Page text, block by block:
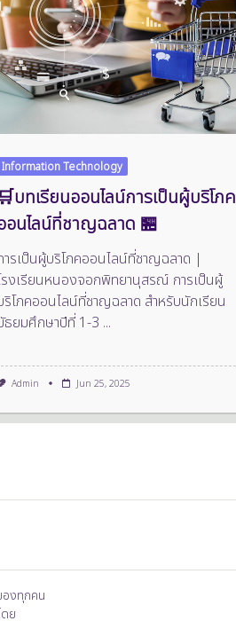
Information Technology
🛒บทเรียนออนไลน์การเป็นผู้บริโภค
อนไลน์ที่ชาญฉลาด 🏪
ารเป็นผู้บริโภคออนไลน์ที่ชาญฉลาด |
รงเรียนหนองจอกพิทยานุสรณ์ การเป็นผู้
ริโภคออนไลน์ที่ชาญฉลาด สำหรับนักเรียน
ธยมศึกษาปีที่ 1-3 ...
Admin Jun 25, 2025
องทุกคน
ย